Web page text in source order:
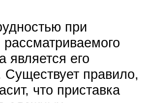
при
является его
Существует правило,
что приставка